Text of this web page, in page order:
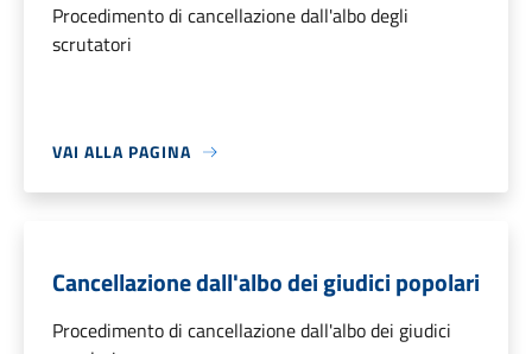
Procedimento di cancellazione dall'albo degli
scrutatori
VAI ALLA PAGINA
Cancellazione dall'albo dei giudici popolari
Procedimento di cancellazione dall'albo dei giudici